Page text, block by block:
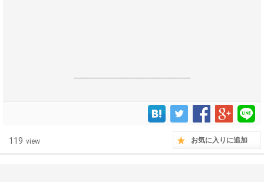
------------------------------------------------------------------
119 view お気に入りに追加